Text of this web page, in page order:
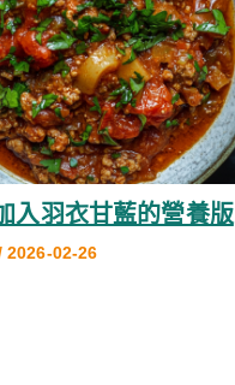
入羽衣甘藍的營養版
2026-02-26